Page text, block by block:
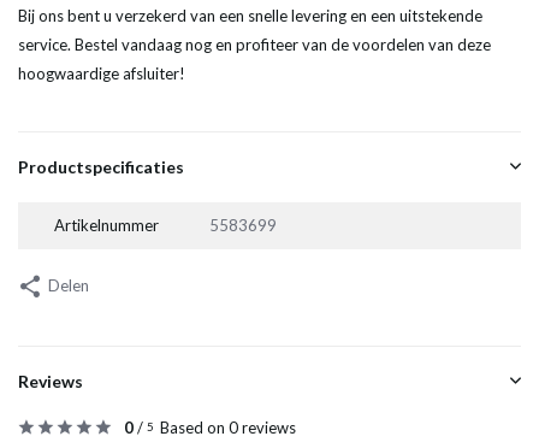
Bij ons bent u verzekerd van een snelle levering en een uitstekende
service. Bestel vandaag nog en profiteer van de voordelen van deze
hoogwaardige afsluiter!
Productspecificaties
Artikelnummer 5583699
Delen
Reviews
0/ 5 Based on 0 reviews